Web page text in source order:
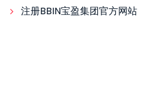
注册BBIN宝盈集团官方网站